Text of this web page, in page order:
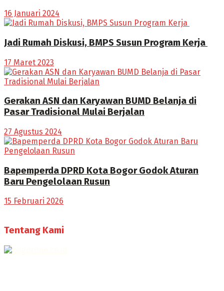
16 Januari 2024
Jadi Rumah Diskusi, BMPS Susun Program Kerja
17 Maret 2023
Gerakan ASN dan Karyawan BUMD Belanja di
Pasar Tradisional Mulai Berjalan
27 Agustus 2024
Bapemperda DPRD Kota Bogor Godok Aturan
Baru Pengelolaan Rusun
15 Februari 2026
Tentang Kami